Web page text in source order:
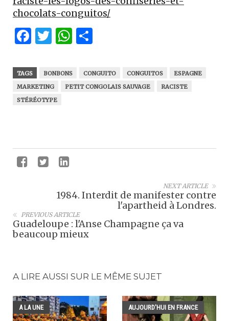
chocolats-conguitos/
Facebook
Twitter
WhatsApp
TAGS BONBONS CONGUITO CONGUITOS
ESPAGNE
MARKETING
PETIT CONGOLAIS SAUVAGE
RACISTE
STÉRÉOTYPE
NEXT ARTICLE
1984. Interdit de manifester contre
l'apartheid à Londres.
PREVIOUS ARTICLE
Guadeloupe : l'Anse Champagne ça va
beaucoup mieux
A LIRE AUSSI SUR LE MÊME SUJET
A LA UNE AUJOURD'HUI EN FRANCE